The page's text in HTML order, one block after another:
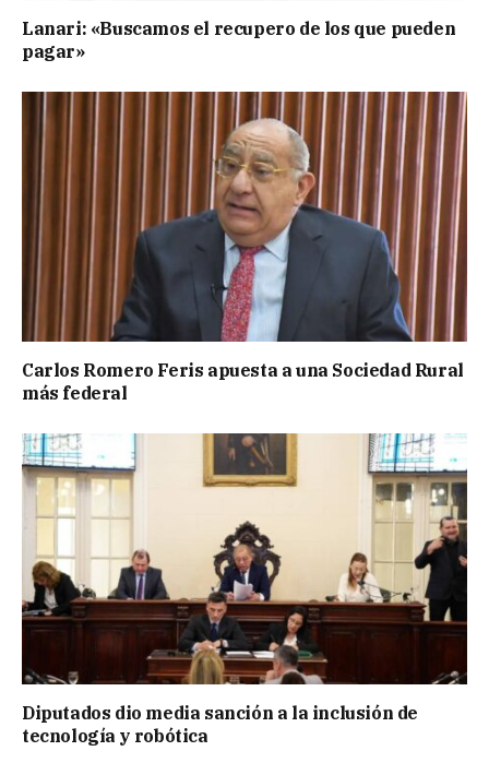
Lanari: «Buscamos el recupero de los que pueden
pagar»
Carlos Romero Feris apuesta a una Sociedad Rural
más federal
Diputados dio media sanción a la inclusión de
tecnología y robótica